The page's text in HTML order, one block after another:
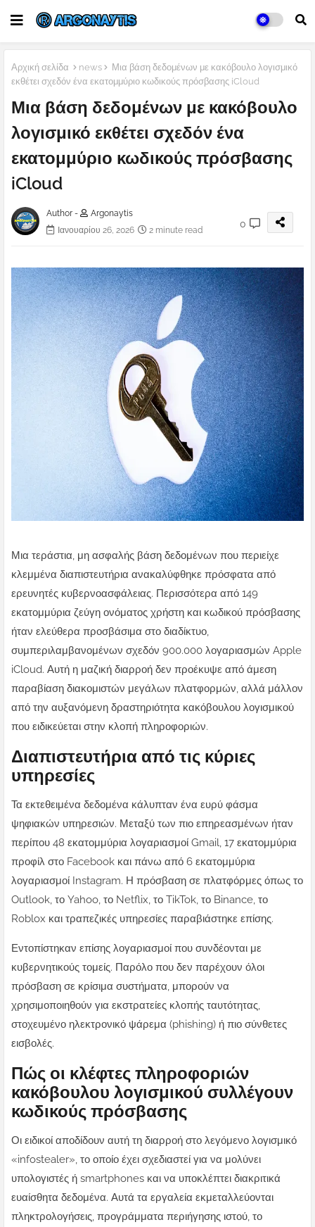
Αρχική σελίδα news
Μια βάση δεδομένων με κακόβουλο λογισμικό
εκθέτει σχεδόν ένα εκατομμύριο κωδικούς πρόσβασης iCloud
Μια βάση δεδομένων με κακόβουλο
λογισμικό εκθέτει σχεδόν ένα
εκατομμύριο κωδικούς πρόσβασης
iCloud
Author -
Argonaytis
Ιανουαρίου 26, 2026
2 minute read
0
Μια τεράστια, μη ασφαλής βάση δεδομένων που περιείχε
κλεμμένα διαπιστευτήρια ανακαλύφθηκε πρόσφατα από
ερευνητές κυβερνοασφάλειας. Περισσότερα από 149
εκατομμύρια ζεύγη ονόματος χρήστη και κωδικού πρόσβασης
ήταν ελεύθερα προσβάσιμα στο διαδίκτυο,
συμπεριλαμβανομένων σχεδόν 900.000 λογαριασμών Apple
iCloud. Αυτή η μαζική διαρροή δεν προέκυψε από άμεση
παραβίαση διακομιστών μεγάλων πλατφορμών, αλλά μάλλον
από την αυξανόμενη δραστηριότητα κακόβουλου λογισμικού
που ειδικεύεται στην κλοπή πληροφοριών.
Διαπιστευτήρια από τις κύριες
υπηρεσίες
Τα εκτεθειμένα δεδομένα κάλυπταν ένα ευρύ φάσμα
ψηφιακών υπηρεσιών. Μεταξύ των πιο επηρεασμένων ήταν
περίπου 48 εκατομμύρια λογαριασμοί Gmail, 17 εκατομμύρια
προφίλ στο Facebook και πάνω από 6 εκατομμύρια
λογαριασμοί Instagram. Η πρόσβαση σε πλατφόρμες όπως το
Outlook, το Yahoo, το Netflix, το TikTok, το Binance, το
Roblox και τραπεζικές υπηρεσίες παραβιάστηκε επίσης.
Εντοπίστηκαν επίσης λογαριασμοί που συνδέονται με
κυβερνητικούς τομείς. Παρόλο που δεν παρέχουν όλοι
πρόσβαση σε κρίσιμα συστήματα, μπορούν να
χρησιμοποιηθούν για εκστρατείες κλοπής ταυτότητας,
στοχευμένο ηλεκτρονικό ψάρεμα (phishing) ή πιο σύνθετες
εισβολές.
Πώς οι κλέφτες πληροφοριών
κακόβουλου λογισμικού συλλέγουν
κωδικούς πρόσβασης
Οι ειδικοί αποδίδουν αυτή τη διαρροή στο λεγόμενο λογισμικό
«infostealer», το οποίο έχει σχεδιαστεί για να μολύνει
υπολογιστές ή smartphones και να υποκλέπτει διακριτικά
ευαίσθητα δεδομένα. Αυτά τα εργαλεία εκμεταλλεύονται
πληκτρολογήσεις, προγράμματα περιήγησης ιστού, το